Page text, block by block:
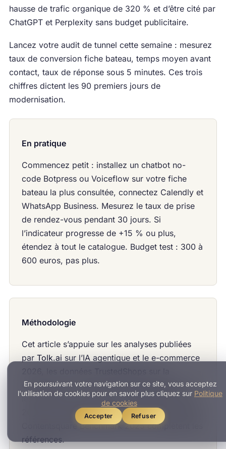
En poursuivant votre navigation sur ce site, vous acceptez
l'utilisation de cookies pour en savoir plus cliquez sur Politique
de cookies
Accepter Refuser
hausse de trafic organique de 320 % et d’être cité par
ChatGPT et Perplexity sans budget publicitaire.
Lancez votre audit de tunnel cette semaine : mesurez
taux de conversion fiche bateau, temps moyen avant
contact, taux de réponse sous 5 minutes. Ces trois
chiffres dictent les 90 premiers jours de
modernisation.
En pratique
Commencez petit : installez un chatbot no-
code Botpress ou Voiceflow sur votre fiche
bateau la plus consultée, connectez Calendly et
WhatsApp Business. Mesurez le taux de prise
de rendez-vous pendant 30 jours. Si
l’indicateur progresse de +15 % ou plus,
étendez à tout le catalogue. Budget test : 300 à
600 euros, pas plus.
Méthodologie
Cet article s’appuie sur les analyses publiées
par Tolk.ai sur l’IA agentique et le e-commerce
conversion e-commerce et l’étudeeesel.aisur
les chatbots e-commerce, consultées en avril
2026. Les chiffres Forrester Predictions 2026 et
Contentsquare Benchmark 2025 complètent les
références.